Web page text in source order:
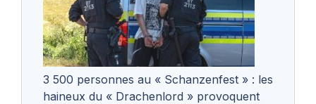
3 500 personnes au « Schanzenfest » : les
haineux du « Drachenlord » provoquent